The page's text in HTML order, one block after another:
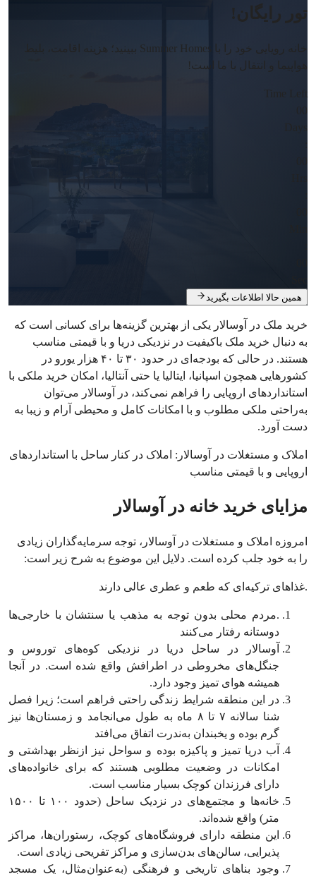
تور رایگان!
خانه رویایی خود را با Summer Homes ببینید؛ هزینه اقامت، بلیط
هواپیما و انتقال با ما است!
Time Left
همین حالا اطلاعات بگیرید
خرید ملک در آوسالار یکی از بهترین گزینه‌ها برای کسانی است که
به دنبال خرید ملک باکیفیت در نزدیکی دریا و با قیمتی مناسب
هستند. در حالی که بودجه‌ای در حدود ۳۰ تا ۴۰ هزار یورو در
کشورهایی همچون اسپانیا، ایتالیا یا حتی آنتالیا، امکان خرید ملکی با
استانداردهای اروپایی را فراهم نمی‌کند، در آوسالار می‌توان
به‌راحتی ملکی مطلوب و با امکانات کامل و محیطی آرام و زیبا به
دست آورد.
املاک و مستغلات در آوسالار: املاک در کنار ساحل با استانداردهای
اروپایی و با قیمتی مناسب
مزایای خرید خانه در آوسالار
امروزه املاک و مستغلات در آوسالار، توجه سرمایه‌گذاران زیادی
را به خود جلب کرده است. دلایل این موضوع به شرح زیر است:
.غذاهای ترکیه‌ای که طعم و عطری عالی دارند
.مردم محلی بدون توجه به مذهب یا سنتشان با خارجی‌ها
دوستانه رفتار می‌کنند
آوسالار در ساحل دریا در نزدیکی کوه‌های توروس و
جنگل‌های مخروطی در اطرافش واقع شده است. در آنجا
همیشه هوای تمیز وجود دارد.
در این منطقه شرایط زندگی راحتی فراهم است؛ زیرا فصل
شنا سالانه ۷ تا ۸ ماه به طول می‌انجامد و زمستان‌ها نیز
گرم بوده و یخبندان به‌ندرت اتفاق می‌افتد
آب دریا تمیز و پاکیزه بوده و سواحل نیز ازنظر بهداشتی و
امکانات در وضعیت مطلوبی هستند که برای خانواده‌های
دارای فرزندان کوچک بسیار مناسب است.
خانه‌ها و مجتمع‌های در نزدیک ساحل (حدود ۱۰۰ تا ۱۵۰۰
متر) واقع شده‌اند.
این منطقه دارای فروشگاه‌های کوچک، رستوران‌ها، مراکز
پذیرایی، سالن‌های بدن‌سازی و مراکز تفریحی زیادی است.
وجود بناهای تاریخی و فرهنگی (به‌عنوان‌مثال، یک مسجد